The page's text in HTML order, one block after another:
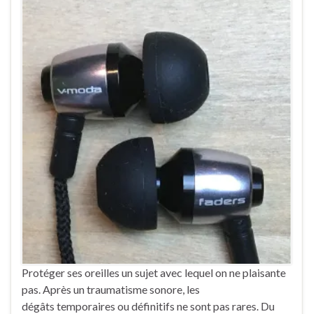
Protéger ses oreilles un sujet avec lequel on ne plaisante
pas. Après un traumatisme sonore, les
dégâts temporaires ou définitifs ne sont pas rares. Du